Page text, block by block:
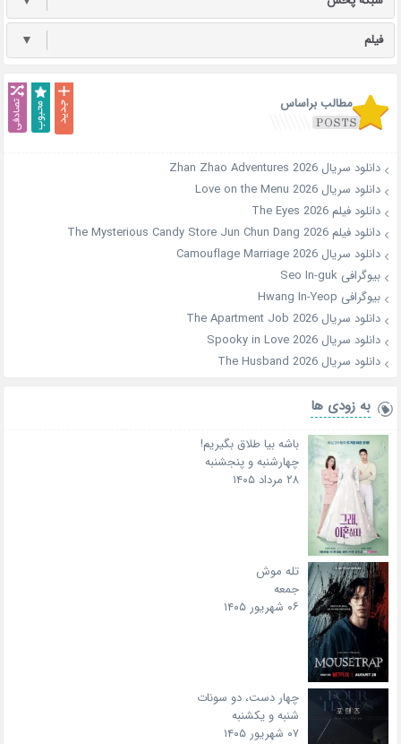
فیلم ▼
مطالب براساس
دانلود سریال Zhan Zhao Adventures 2026
دانلود سریال Love on the Menu 2026
دانلود فیلم The Eyes 2026
دانلود فیلم The Mysterious Candy Store Jun Chun Dang 2026
دانلود سریال Camouflage Marriage 2026
بیوگرافی Seo In-guk
بیوگرافی Hwang In-Yeop
دانلود سریال The Apartment Job 2026
دانلود سریال Spooky in Love 2026
دانلود سریال The Husband 2026
به زودی ها
باشه بیا طلاق بگیریم!
چهارشنبه و پنجشنبه
۲۸ مرداد ۱۴۰۵
تله موش
جمعه
۰۶ شهریور ۱۴۰۵
چهار دست، دو سونات
شنبه و یکشنبه
۰۷ شهریور ۱۴۰۵